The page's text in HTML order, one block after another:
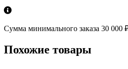
Сумма минимального заказа 30 000
Похожие товары